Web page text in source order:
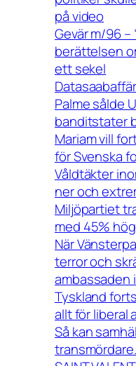
på video
Gevär m/96 –
berättelsen
ett sekel
Palme sålde
banditstater
Mariam vill
för Svenska
Våldtäkter
ner och
Miljöpartiet
med 45%
När
terror och
ambassaden
Tyskland
allt för liberal
Så kan
transmördare.